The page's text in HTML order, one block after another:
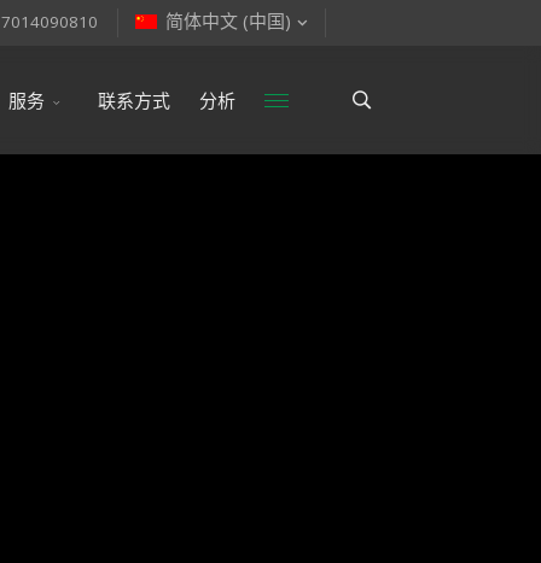
简体中文 (中国)
服务 联系方式 分析